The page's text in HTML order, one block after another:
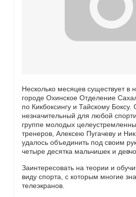
Несколько месяцев существует в
городе Охинское Отделение
по Кикбоксингу и Тайскому Боксу.
незначительный для любой
группе молодых
тренеров, Алексею Пугачеву и
удалось объединить под своим
четыре десятка мальчишек и
Заинтересовать на теории и
виду спорта, с которым многие
телеэкранов.